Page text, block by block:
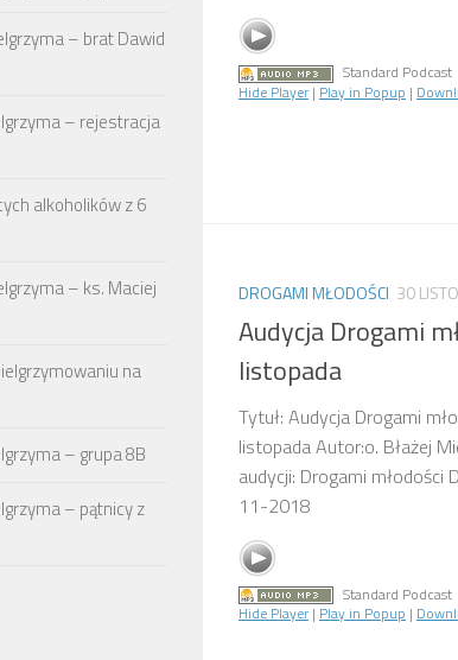
Standard Podcast
Hide Player | Play in Popup |
DROGAMI MŁODOŚCI 30
Audycja Drogami
listopada
Tytuł: Audycja Drogami
listopada Autor:o. Błażej
audycji: Drogami młodości
11-2018
Standard Podcast
Hide Player | Play in Popup |
– brat Dawid
– rejestracja
alkoholików z 6
– ks. Maciej
na
– grupa 8B
– pątnicy z